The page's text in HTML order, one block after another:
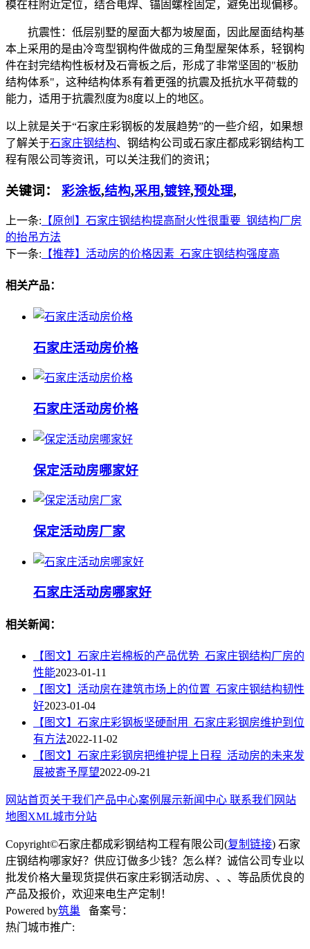
模在柱附近定位，结合电焊、锚固螺栓固定，避免出现偏移。
抗震性：低层别墅的屋面大都为坡屋面，因此屋面结构基
本上采用的是由冷弯型钢构件做成的三角型屋架体系，轻钢构
件在封完结构性板材及石膏板之后，形成了非常坚固的"板肋
结构体系"，这种结构体系有着更强的抗震及抵抗水平荷载的
能力，适用于抗震烈度为8度以上的地区。
以上就是关于“石家庄彩钢板的发展趋势”的一些介绍，如果想
了解关于石家庄钢结构、钢结构公司或石家庄都成彩钢结构工
程有限公司等资讯，可以关注我们的资讯；
关键词： 彩涂板,结构,采用,镀锌,预处理,
上一条: 【原创】石家庄钢结构提高耐火性很重要_钢结构厂房
的抬吊方法
下一条: 【推荐】活动房的价格因素_石家庄钢结构强度高
相关产品：
石家庄活动房价格
石家庄活动房价格
保定活动房哪家好
保定活动房厂家
石家庄活动房哪家好
相关新闻：
【图文】石家庄岩棉板的产品优势_石家庄钢结构厂房的
性能2023-01-11
【图文】活动房在建筑市场上的位置_石家庄钢结构韧性
好2023-01-04
【图文】石家庄彩钢板坚硬耐用_石家庄彩钢房维护到位
有方法2022-11-02
【图文】石家庄彩钢房把维护提上日程_活动房的未来发
展被寄予厚望2022-09-21
网站首页关于我们 产品中心案例展示新闻中心 联系我们 网站
地图 XML城市分站
Copyright©石家庄都成彩钢结构工程有限公司(复制链接) 石家
庄钢结构哪家好？供应订做多少钱？怎么样？诚信公司专业以
批发价格大量现货提供石家庄彩钢活动房、、、等品质优良的
产品及报价，欢迎来电生产定制！
Powered by筑巢 备案号：
热门城市推广: